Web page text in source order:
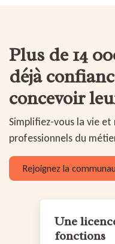
Plus de 14
déjà
concevoir
Simplifiez-vous la vie
professionnels du
Rejoignez la
Une
fonctions